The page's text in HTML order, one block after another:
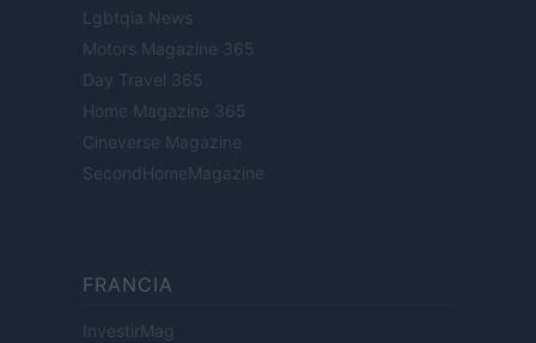
Lgbtqia News
Motors Magazine 365
Day Travel 365
Home Magazine 365
Cineverse Magazine
SecondHomeMagazine
FRANCIA
InvestirMag